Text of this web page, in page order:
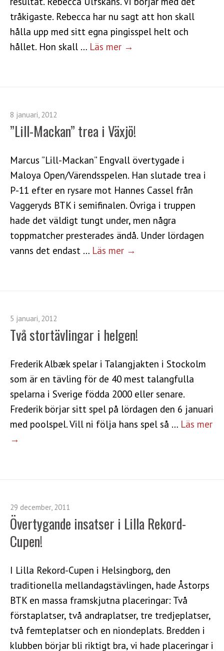
tråkigaste. Rebecca har nu sagt att hon skall
hålla upp med sitt egna pingisspel helt och
hållet. Hon skall … Läs mer →
8 januari, 2012
”Lill-Mackan” trea i Växjö!
Marcus ”Lill-Mackan” Engvall övertygade i
Maloya Open/Värendsspelen. Han slutade trea i
P-11 efter en rysare mot Hannes Cassel från
Vaggeryds BTK i semifinalen. Övriga i truppen
hade det väldigt tungt under, men några
toppmatcher presterades ändå. Under lördagen
vanns det endast … Läs mer →
5 januari, 2012
Två stortävlingar i helgen!
Frederik Albæk spelar i Talangjakten i Stockolm
som är en tävling för de 40 mest talangfulla
spelarna i Sverige födda 2000 eller senare.
Frederik börjar sitt spel på lördagen den 6 januari
med poolspel. Vill ni följa hans spel så … Läs mer
→
29 december, 2011
Övertygande insatser i Lilla Rekord-
Cupen!
I Lilla Rekord-Cupen i Helsingborg, den
traditionella mellandagstävlingen, hade Åstorps
BTK en massa framskjutna placeringar: Två
förstaplatser, två andraplatser, tre tredjeplatser,
två femteplatser och en niondeplats. Bredden i
klubben börjar bli riktigt bra, vi hade placeringar i